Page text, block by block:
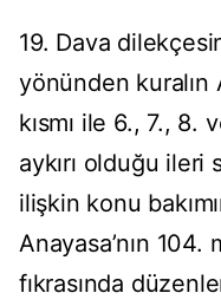
19. Dava
yönünden kuralın
kısmı ile 6., 7., 8.
aykırı olduğu ileri
ilişkin konu
Anayasa’nın
fıkrasında